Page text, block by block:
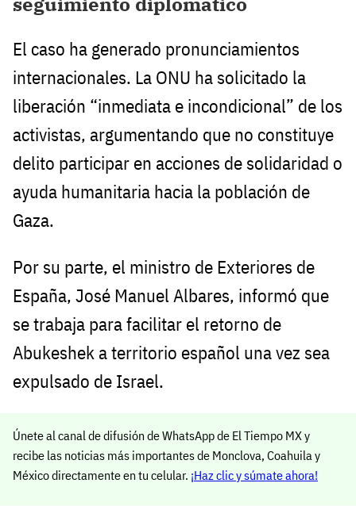
El caso ha generado pronunciamientos
internacionales. La ONU ha solicitado la
liberación “inmediata e incondicional” de los
activistas, argumentando que no constituye
delito participar en acciones de solidaridad o
ayuda humanitaria hacia la población de
Gaza.
Por su parte, el ministro de Exteriores de
España, José Manuel Albares, informó que
se trabaja para facilitar el retorno de
Abukeshek a territorio español una vez sea
expulsado de Israel.
Únete al canal de difusión de WhatsApp de El Tiempo MX y
recibe las noticias más importantes de Monclova, Coahuila y
México directamente en tu celular. ¡Haz clic y súmate ahora!